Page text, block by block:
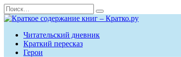
Читательский дневник
Краткий пересказ
Герои